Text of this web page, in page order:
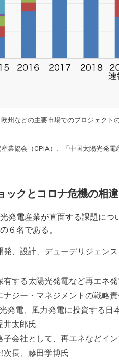
州などの主要市場でのプロジェクト
業協会（CPIA）、「中国太陽光発
ックとコロナ危機の相
発電産業が直面する課題につ
６名である。
発、設計、デューデリジェン
有する太陽光発電など再エネ
ナジー・マネジメントの戦略
発電、風力発電に投資する日
井太郎氏
子会社として、再エネなどイ
次長、藤田学博氏